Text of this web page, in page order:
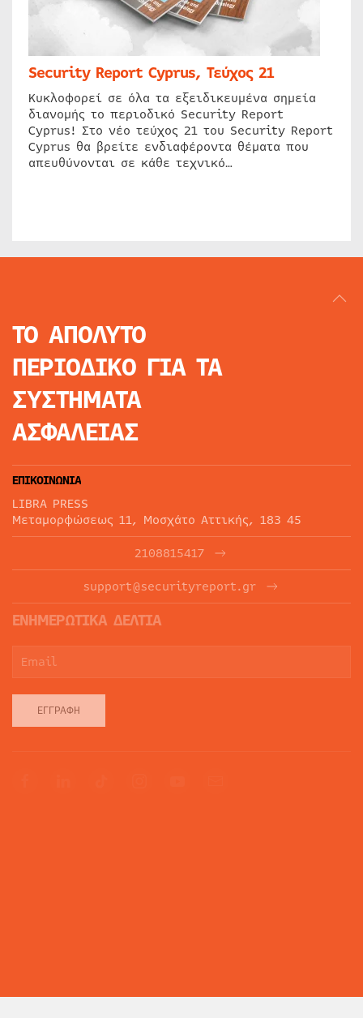
Security Report Cyprus, Τεύχος 21
Κυκλοφορεί σε όλα τα εξειδικευμένα σημεία
διανομής το περιοδικό Security Report
Cyprus! Στο νέο τεύχος 21 του Security Report
Cyprus θα βρείτε ενδιαφέροντα θέματα που
απευθύνονται σε κάθε τεχνικό…
ΤΟ ΑΠΟΛΥΤΟ
ΠΕΡΙΟΔΙΚΟ ΓΙΑ ΤΑ
ΣΥΣΤΗΜΑΤΑ
ΑΣΦΑΛΕΙΑΣ
ΕΠΙΚΟΙΝΩΝΙΑ
LIBRA PRESS
Μεταμορφώσεως 11, Μοσχάτο Αττικής, 183 45
2108815417
support@securityreport.gr
ΕΝΗΜΕΡΩΤΙΚΑ ΔΕΛΤΙΑ
ΕΓΓΡΑΦΉ